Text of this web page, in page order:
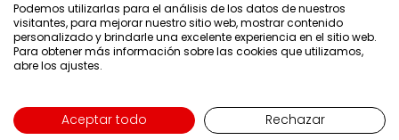
Ajuda
Compres
Contacte
Podemos utilizarlas para el análisis de los datos de nuestros
visitantes, para mejorar nuestro sitio web, mostrar contenido
personalizado y brindarle una excelente experiencia en el sitio web.
Para obtener más información sobre las cookies que utilizamos,
abre los ajustes.
Aceptar todo Rechazar